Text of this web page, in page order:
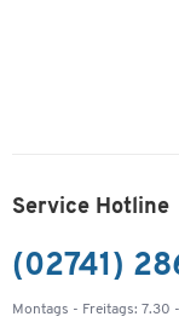
Service Hotline
(02741)
Montags - Freitags: 7.30